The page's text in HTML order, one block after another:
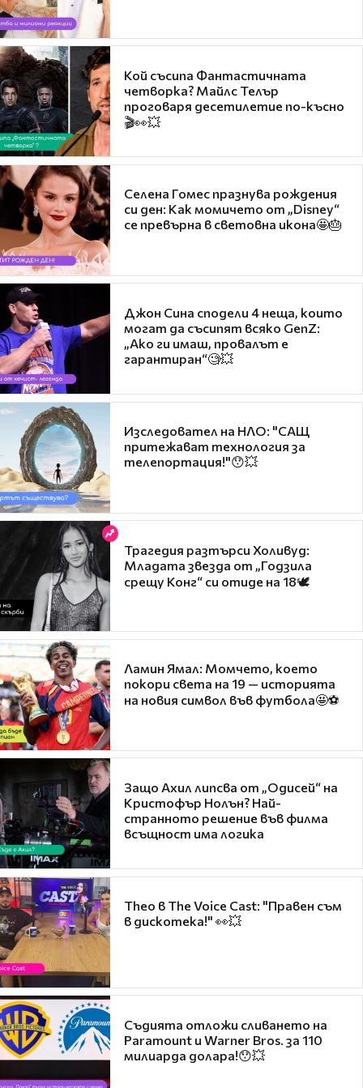
Кой съсипа Фантастичната
четворка? Майлс Телър
проговаря десетилетие по-късно
🎬👀💥
Селена Гомес празнува рождения
си ден: Как момичето от „Disney“
се превърна в световна икона🤩🎂
Джон Сина сподели 4 неща, които
могат да съсипят всяко GenZ:
„Ако ги имаш, провалът е
гарантиран“🧐💥
Изследовател на НЛО: "САЩ
притежават технология за
телепортация!"😯💥
Трагедия разтърси Холивуд:
Младата звезда от „Годзила
срещу Конг“ си отиде на 18🕊️
Ламин Ямал: Момчето, което
покори света на 19 — историята
на новия символ във футбола🤩⚽
Защо Ахил липсва от „Одисей“ на
Кристофър Нолън? Най-
странното решение във филма
всъщност има логика
Theo в The Voice Cast: "Правен съм
в дискотека!" 👀💥
Съдията отложи сливането на
Paramount и Warner Bros. за 110
милиарда долара!😯💥